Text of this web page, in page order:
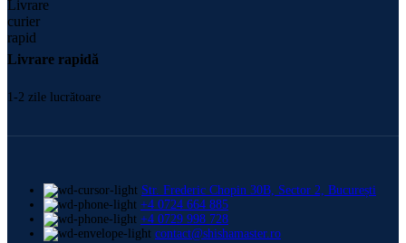
Livrare rapidă
1-2 zile lucrătoare
Str. Frederic Chopin 30B, Sector 2, București
+4 0724 664 885
+4 0729 998 728
contact@shishamaster.ro